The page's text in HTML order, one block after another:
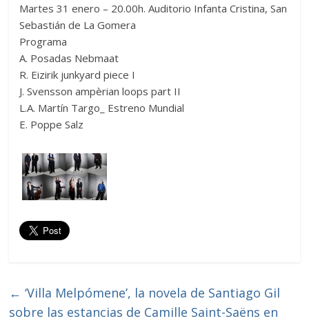
Martes 31 enero – 20.00h. Auditorio Infanta Cristina, San
Sebastián de La Gomera
Programa
A. Posadas Nebmaat
R. Eizirik junkyard piece I
J. Svensson ampèrian loops part II
L.A. Martín Targo_ Estreno Mundial
E. Poppe Salz
← ‘Villa Melpómene’, la novela de Santiago Gil
sobre las estancias de Camille Saint-Saëns en